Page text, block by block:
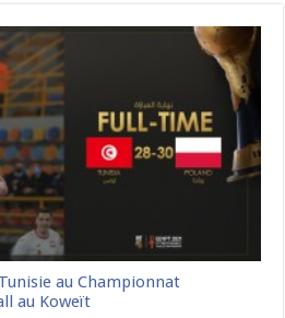
au Championnat
au Koweït